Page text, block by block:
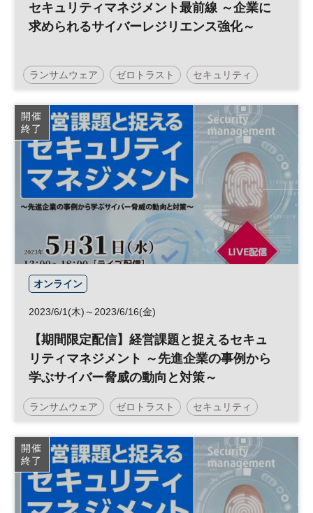
セキュリティマネジメント最前線 ～企業に
求められるサイバーレジリエンス強化～
ランサムウェア ゼロトラスト セキュリティ
リスク管理 テレワーク リスクマネジメント
サイバー攻撃 参加無料
日経メッセプレミアム・カンファレンス・シリーズ
プレミアム・カンファレンス・シリーズ
開催
終了
オンライン
2023/6/1(木)～2023/6/16(金)
【期間限定配信】経営課題と捉えるセキュ
リティマネジメント ～先進企業の事例から
学ぶサイバー脅威の動向と対策～
ランサムウェア ゼロトラスト セキュリティ
リスク管理 テレワーク リスクマネジメント
サイバー攻撃 参加無料
日経メッセプレミアム・カンファレンス・シリーズ
開催
終了